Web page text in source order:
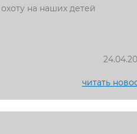
на наших детей
читать